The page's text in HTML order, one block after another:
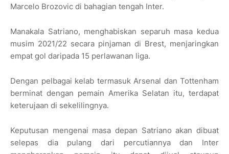
Marcelo Brozovic di bahagian tengah Inter.
Manakala Satriano, menghabiskan separuh masa kedua
musim 2021/22 secara pinjaman di Brest, menjaringkan
empat gol daripada 15 perlawanan liga.
Dengan pelbagai kelab termasuk Arsenal dan Tottenham
berminat dengan pemain Amerika Selatan itu, terdapat
keterujaan di sekelilingnya.
Keputusan mengenai masa depan Satriano akan dibuat
selepas dia pulang dari percutiannya dan Inter